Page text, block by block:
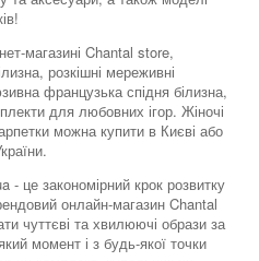
магазині Chantal store,
розкішні мереживні
французька спідня білизна,
для любовних ігор. Жіночі
можна купити в Києві або
- це закономірний крок розвитку
онлайн-магазин Chantal
чуттєві та хвилюючі образи за
момент і з будь-якої точки